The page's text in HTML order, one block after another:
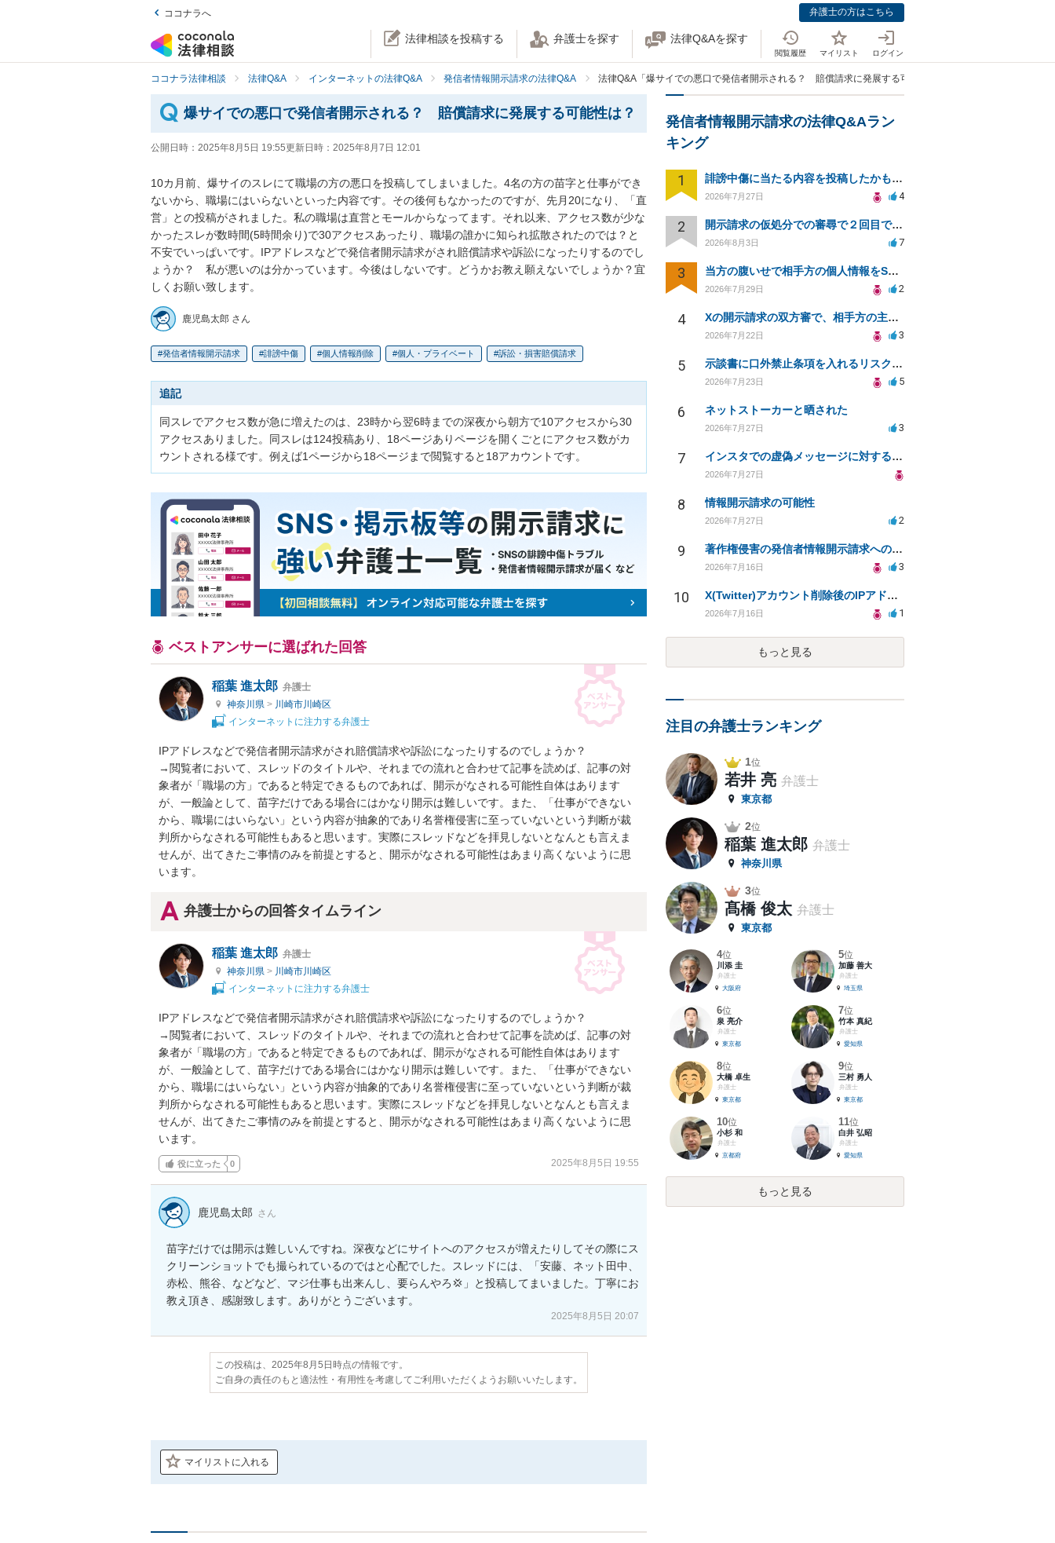
ココナラへ 弁護士の方はこちら
法律相談を投稿する 弁護士を探す 法律Q&Aを探す
閲覧履歴 マイリスト ログイン
ココナラ法律相談 法律Q&A インターネットの法律Q&A 発信者情報開示請求の法律Q&A 法律Q&A「爆サイでの悪口で発信者開示される？ 賠償請求に発展する可能性は？」
爆サイでの悪口で発信者開示される？ 賠償請求に発展する可能性は？
公開日時： 2025年8月5日 19:55更新日時： 2025年8月7日 12:01
10カ月前、爆サイのスレにて職場の方の悪口を投稿してしまいました。4名の方の苗字と仕事ができ
ないから、職場にはいらないといった内容です。その後何もなかったのですが、先月20になり、「直
営」との投稿がされました。私の職場は直営とモールからなってます。それ以来、アクセス数が少な
かったスレが数時間(5時間余り)で30アクセスあったり、職場の誰かに知られ拡散されたのでは？と
不安でいっぱいです。IPアドレスなどで発信者開示請求がされ賠償請求や訴訟になったりするのでし
ょうか？　私が悪いのは分かっています。今後はしないです。どうかお教え願えないでしょうか？宜
しくお願い致します。
鹿児島太郎 さん
発信者情報開示請求 誹謗中傷 個人情報削除 個人・プライベート 訴訟・損害賠償請求
追記
同スレでアクセス数が急に増えたのは、23時から翌6時までの深夜から朝方で10アクセスから30
アクセスありました。同スレは124投稿あり、18ページありページを開くごとにアクセス数がカ
ウントされる様です。例えば1ページから18ページまで閲覧すると18アカウントです。
ベストアンサーに選ばれた回答
稲葉 進太郎 弁護士
神奈川県 > 川崎市川崎区
インターネットに注力する弁護士
IPアドレスなどで発信者開示請求がされ賠償請求や訴訟になったりするのでしょうか？
→閲覧者において、スレッドのタイトルや、それまでの流れと合わせて記事を読めば、記事の対
象者が「職場の方」であると特定できるものであれば、開示がなされる可能性自体はあります
が、一般論として、苗字だけである場合にはかなり開示は難しいです。また、「仕事ができない
から、職場にはいらない」という内容が抽象的であり名誉権侵害に至っていないという判断が裁
判所からなされる可能性もあると思います。実際にスレッドなどを拝見しないとなんとも言えま
せんが、出てきたご事情のみを前提とすると、開示がなされる可能性はあまり高くないように思
います。
弁護士からの回答タイムライン
稲葉 進太郎 弁護士
神奈川県 > 川崎市川崎区
インターネットに注力する弁護士
IPアドレスなどで発信者開示請求がされ賠償請求や訴訟になったりするのでしょうか？
→閲覧者において、スレッドのタイトルや、それまでの流れと合わせて記事を読めば、記事の対
象者が「職場の方」であると特定できるものであれば、開示がなされる可能性自体はあります
が、一般論として、苗字だけである場合にはかなり開示は難しいです。また、「仕事ができない
から、職場にはいらない」という内容が抽象的であり名誉権侵害に至っていないという判断が裁
判所からなされる可能性もあると思います。実際にスレッドなどを拝見しないとなんとも言えま
せんが、出てきたご事情のみを前提とすると、開示がなされる可能性はあまり高くないように思
います。
役に立った 0 2025年8月5日 19:55
鹿児島太郎 さん
苗字だけでは開示は難しいんですね。深夜などにサイトへのアクセスが増えたりしてその際にス
クリーンショットでも撮られているのではと心配でした。スレッドには、「安藤、ネット田中、
赤松、熊谷、などなど、マジ仕事も出来んし、要らんやろ💢」と投稿してまいました。丁寧にお
教え頂き、感謝致します。ありがとうございます。
2025年8月5日 20:07
この投稿は、2025年8月5日時点の情報です。
ご自身の責任のもと適法性・有用性を考慮してご利用いただくようお願いいたします。
マイリストに入れる
発信者情報開示請求の法律Q&Aラン
キング
1 誹謗中傷に当たる内容を投稿したかもしれない。開示請求や民事刑事裁判に発展しうるのか教えて欲しい。
2026年7月27日 4
2 開示請求の仮処分での審尋で２回目で終わらない場合どうしたらいいですか
2026年8月3日 7
3 当方の腹いせで相手方の個人情報をSNSで晒してしまい名誉毀損させてしまったかもしれない
2026年7月29日 2
4 Xの開示請求の双方審で、相手方の主張が口頭ばかりで把握しきれません
2026年7月22日 3
5 示談書に口外禁止条項を入れるリスクはありますか？
2026年7月23日 5
6 ネットストーカーと晒された
2026年7月27日 3
7 インスタでの虚偽メッセージに対する法的対応の必要性は？
2026年7月27日
8 情報開示請求の可能性
2026年7月27日 2
9 著作権侵害の発信者情報開示請求への対応策について相談
2026年7月16日 3
10 X(Twitter)アカウント削除後のIPアドレス開示請求の期限は？
2026年7月16日 1
もっと見る
注目の弁護士ランキング
1位
若井 亮 弁護士
東京都
2位
稲葉 進太郎 弁護士
神奈川県
3位
髙橋 俊太 弁護士
東京都
4位
川添 圭
弁護士
大阪府
5位
加藤 善大
弁護士
埼玉県
6位
泉 亮介
弁護士
東京都
7位
竹本 真紀
弁護士
愛知県
8位
大橋 卓生
弁護士
東京都
9位
三村 勇人
弁護士
東京都
10位
小杉 和
弁護士
京都府
11位
白井 弘昭
弁護士
愛知県
もっと見る